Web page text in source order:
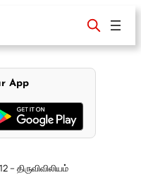
App
– திருவிவிலியம்